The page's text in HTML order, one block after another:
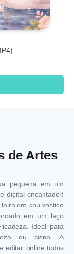
de Artes
pequena em um
digital encantador!
em seu vestido
em um lago
Ideal para
ou cisne. A
editar online todos